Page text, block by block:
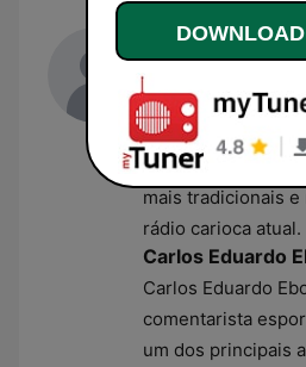
carinhosamente
Bola. Com
Rádio Globo
o Gole é figura
transmissões de
Futebol Globo/
mais tradicionais
rádio carioca atual.
Carlos Eduardo
Carlos Eduardo
comentarista
um dos principais